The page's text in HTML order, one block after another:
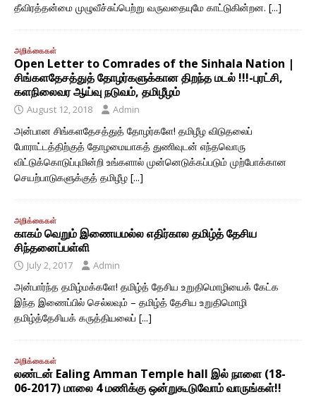
தீவிரத்தன்மை முழுவீச்சுப்பெற்று வருவதையுமே காட்டுகின்றன. [...]
அறிக்கைகள்
Open Letter to Comrades of the Sinhala Nation |
சிங்களதேசத்துத் தோழர்களுக்கான திறந்த‌ மடல் !!!-புரட்சி,
களநிலைவர ஆய்வு நடுவம், தமிழீழம்
August 12, 2018 Admin
அன்பான சிங்களதேசத்துத் தோழர்களே! தமிழீழ விடுதலைப்
போராட்டத்திற்குத் தோழமையாகத் துணிவுடன் எந்தவொரு
விட்டுக்கொடுப்புமின்றி உங்களால் முன்னெடுக்கப்படும் முற்போக்கான
செயற்பாடுகளுக்குத் தமிழீழ [...]
அறிக்கைகள்
காகம் வெறும் இணையமல்ல எதிர்கால தமிழ்த் தேசிய
சிந்தனைப்பள்ளி
July 2, 2017 Admin
அன்பார்ந்த தமிழ்மக்களே! தமிழ்த் தேசிய உறுதிமொழியைக் கேட்க
இந்த இணைப்பில் செல்லவும் – தமிழ்த் தேசிய உறுதிமொழி
தமிழ்த்தேசியக் கருத்தியலைப் [...]
அறிக்கைகள்
லண்டன் Ealing Amman Temple hall இல் நாளை (18-
06-2017) மாலை 4 மணிக்கு ஒன்றுகூடுவோம் வாருங்கள்!!